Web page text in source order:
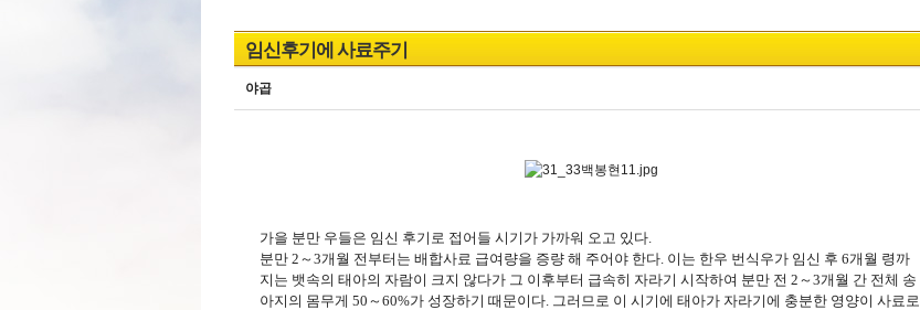
임신후기에 사료주기
야곱
가을 분만 우들은 임신 후기로 접어들 시기가 가까워 오고 있다.
분만 2～3개월 전부터는 배합사료 급여량을 증량 해 주어야 한다. 이는 한우 번식우가 임신 후 6개월 령까
지는 뱃속의 태아의 자람이 크지 않다가 그 이후부터 급속히 자라기 시작하여 분만 전 2～3개월 간 전체 송
아지의 몸무게 50～60%가 성장하기 때문이다. 그러므로 이 시기에 태아가 자라기에 충분한 영양이 사료로